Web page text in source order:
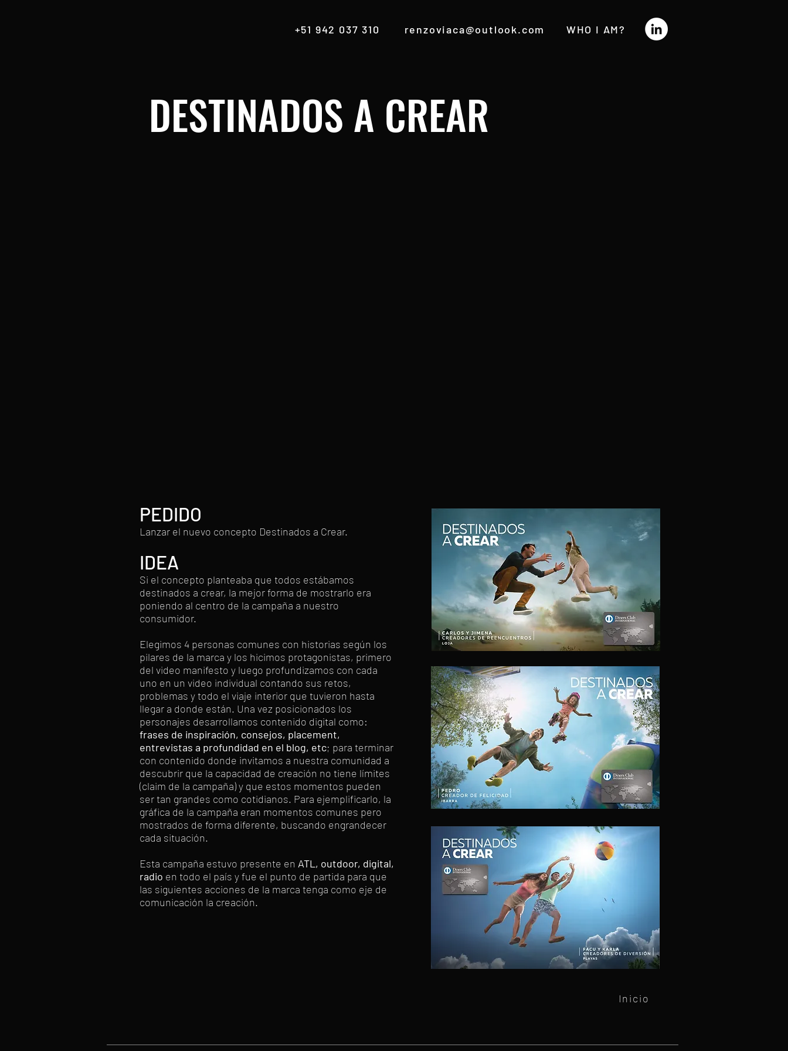
+51 942 037 310 renzoviaca@outlook.com WHO I AM?
DESTINADOS A CREAR
PEDIDO
Lanzar el nuevo concepto Destinados a Crear.
IDEA
Si el concepto planteaba que todos estábamos
destinados a crear, la mejor forma de mostrarlo era
poniendo al centro de la campaña a nuestro
consumidor.
Elegimos 4 personas comunes con historias según los
pilares de la marca y los hicimos protagonistas, primero
del video manifesto y luego profundizamos con cada
uno en un video individual contando sus retos,
problemas y todo el viaje interior que tuvieron hasta
llegar a donde están. Una vez posicionados los
personajes desarrollamos contenido digital como:
frases de inspiración, consejos, placement,
entrevistas a profundidad en el blog, etc; para terminar
con contenido donde invitamos a nuestra comunidad a
descubrir que la capacidad de creación no tiene límites
(claim de la campaña) y que estos momentos pueden
ser tan grandes como cotidianos. Para ejemplificarlo, la
gráfica de la campaña eran momentos comunes pero
mostrados de forma diferente, buscando engrandecer
cada situación.
Esta campaña estuvo presente en ATL, outdoor, digital,
radio en todo el país y fue el punto de partida para que
las siguientes acciones de la marca tenga como eje de
comunicación la creación.
Inicio